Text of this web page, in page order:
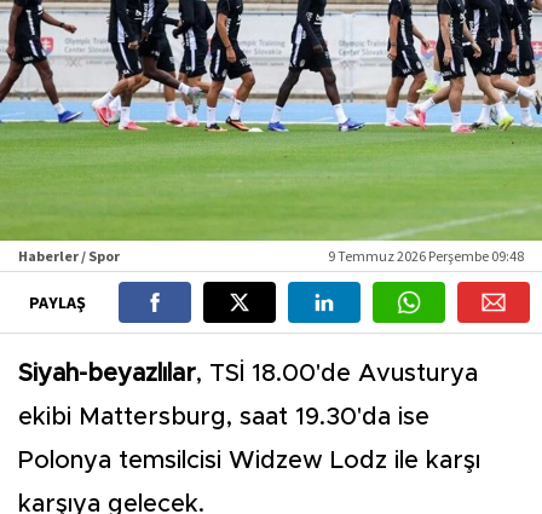
Haberler / Spor 9 Temmuz 2026 Perşembe 09:48
PAYLAŞ
Siyah-beyazlılar, TSİ 18.00'de Avusturya
ekibi Mattersburg, saat 19.30'da ise
Polonya temsilcisi Widzew Lodz ile karşı
karşıya gelecek.